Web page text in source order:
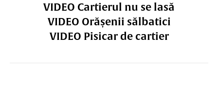
VIDEO Cartierul nu se lasă
VIDEO Orășenii sălbatici
VIDEO Pisicar de cartier